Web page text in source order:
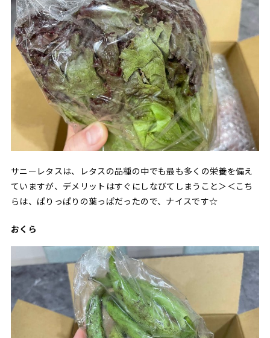
サニーレタスは、レタスの品種の中でも最も多くの栄養を備え
ていますが、デメリットはすぐにしなびてしまうこと＞＜こち
らは、ぱりっぱりの葉っぱだったので、ナイスです☆
おくら